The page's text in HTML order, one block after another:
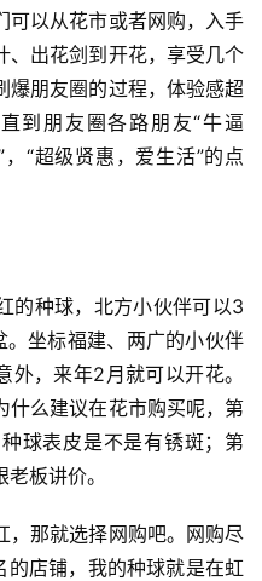
可以从花市或者网购，入手
、出花剑到开花，享受几个
爆朋友圈的过程，体验感超
到朋友圈各路朋友“牛逼
“超级贤惠，爱生活”的点
的种球，北方小伙伴可以3
坐标福建、两广的小伙伴
外，来年2月就可以开花。
什么建议在花市购买呢，第
球表皮是不是有锈斑；第
板讲价。
，那就选择网购吧。网购尽
店铺，我的种球就是在虹